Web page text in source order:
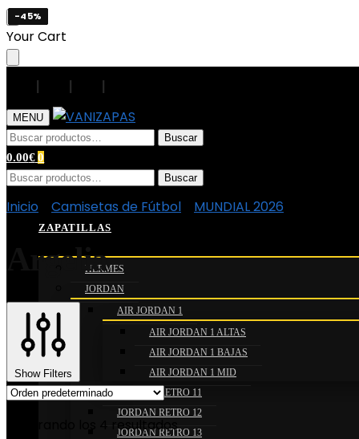
Your Cart
| | |
MENU
Buscar
0.00€ 0
Buscar
ZAPATILLAS
HERMES
JORDAN
AIR JORDAN 1
AIR JORDAN 1 ALTAS
AIR JORDAN 1 BAJAS
AIR JORDAN 1 MID
JORDAN RETRO 11
JORDAN RETRO 12
JORDAN RETRO 13
Inicio Camisetas de Fútbol MUNDIAL 2026
Argelia
Show Filters
Mostrando los 4 resultados
-45%
-45%
-45%
-45%